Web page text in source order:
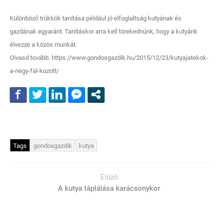
Különböző trükkök tanítása például jó elfoglaltság kutyának és
gazdának egyaránt. Tanításkor arra kell törekednünk, hogy a kutyánk
élvezze a közös munkát.
Olvasd tovább: https://www.gondosgazdik.hu/2015/12/23/kutyajatekok-
a-negy-fal-kozott/
Tags gondosgazdik kutya
Előző
A kutya táplálása karácsonykor